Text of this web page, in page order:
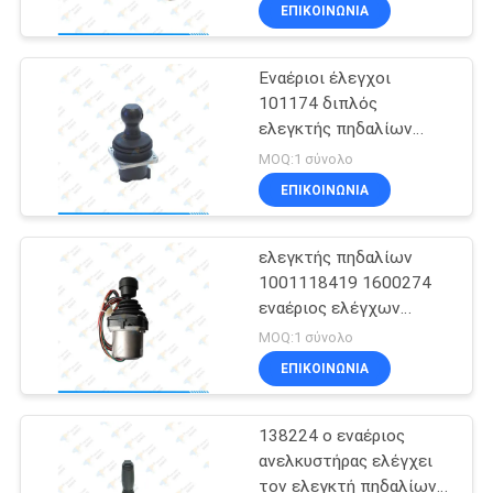
ΠΟΙΟΤΙΚΌΣ
ΈΛΕΓΧΟΣ
ΕΛΆΤΕ
ΣΕ
ΕΠΑΦΉ
ΖΗΤΉΣΤΕ
ΈΝΑ
ΑΠΌΣΠΑΣΜΑ
Ελεγκτής πηδαλίων
άξονα
Ελεγκτής ΣΥΝΕΧΩΝ
μηχανών
ΕΠΙΚΟΙΝΩΝΊΑ
Εναέριοι έλεγχοι
101174 διπλός
ελεγκτής πηδαλίων
άξονα AM
ανελκυστήρων
βραχιόνων μεγαλοφυίας
MOQ:1 σύνολο
ΕΠΙΚΟΙΝΩΝΊΑ
ελεγκτής πηδαλίων
1001118419 1600274
εναέριος ελέγχων
ανελκυστήρων για τον
ανελκυστήρα E45A
E300A E400A JLG
MOQ:1 σύνολο
ΕΠΙΚΟΙΝΩΝΊΑ
138224 ο εναέριος
ανελκυστήρας ελέγχει
τον ελεγκτή πηδαλίων